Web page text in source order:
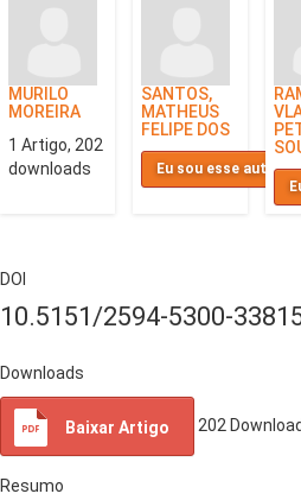
MURILO
MOREIRA
1 Artigo, 202
downloads
SANTOS,
MATHEUS
FELIPE DOS
Eu sou esse autor
DOI
10.5151/2594-5300-
Downloads
Baixar Artigo 202
Resumo